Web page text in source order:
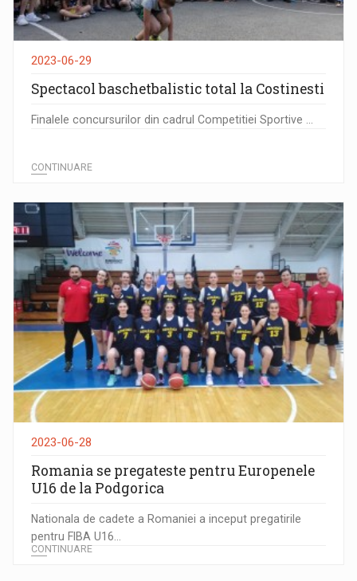
2023-06-29
Spectacol baschetbalistic total la Costinesti
Finalele concursurilor din cadrul Competitiei Sportive ...
CONTINUARE
2023-06-28
Romania se pregateste pentru Europenele
U16 de la Podgorica
Nationala de cadete a Romaniei a inceput pregatirile
pentru FIBA U16...
CONTINUARE